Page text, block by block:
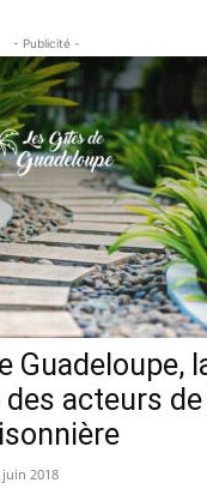
- Publicité -
Guadeloupe,
acteurs de
juin 2018